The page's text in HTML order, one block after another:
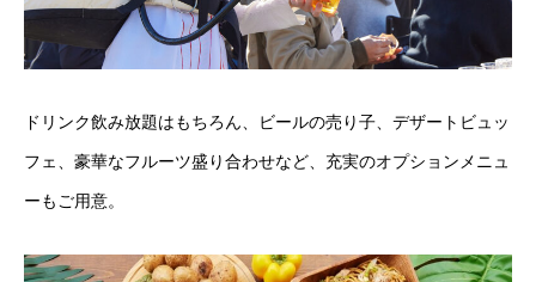
ドリンク飲み放題はもちろん、ビールの売り子、デザートビュッ
フェ、豪華なフルーツ盛り合わせなど、充実のオプションメニュ
ーもご用意。